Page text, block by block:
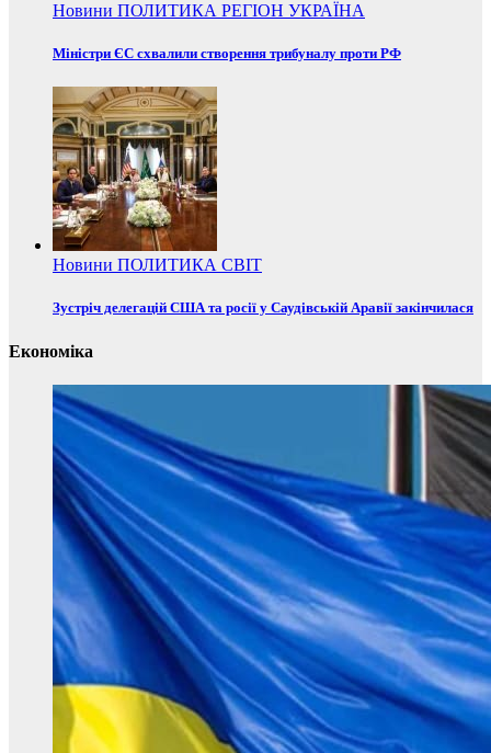
Новини ПОЛИТИКА РЕГІОН УКРАЇНА
Міністри ЄС схвалили створення трибуналу проти РФ
Новини ПОЛИТИКА СВІТ
Зустріч делегацій США та росії у Саудівській Аравії закінчилася
Економіка